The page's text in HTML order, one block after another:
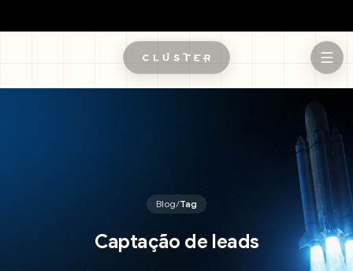
Blog/Tag
Captação de leads